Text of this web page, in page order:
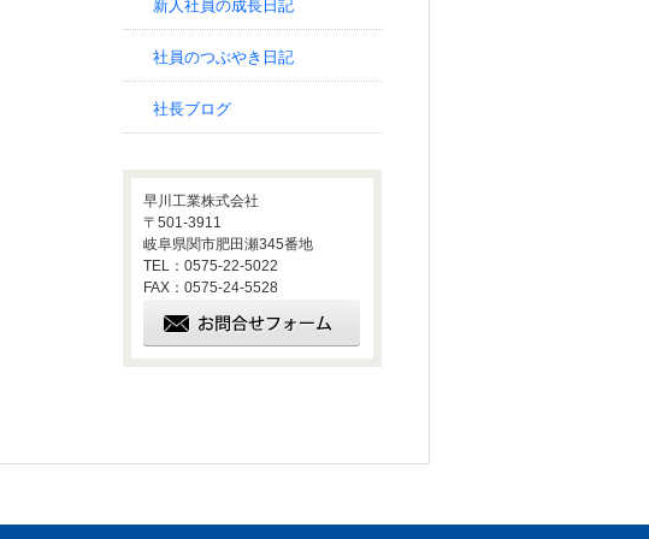
新人社員の成長日記
社員のつぶやき日記
社長ブログ
早川工業株式会社
〒501-3911
岐阜県関市肥田瀬345番地
TEL：0575-22-5022
FAX：0575-24-5528